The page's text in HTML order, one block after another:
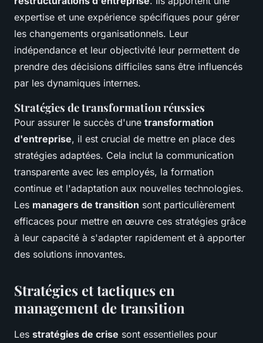
expertise et une expérience spécifiques pour gérer
les changements organisationnels. Leur
indépendance et leur objectivité leur permettent de
prendre des décisions difficiles sans être influencés
par les dynamiques internes.
Stratégies de transformation réussies
Pour assurer le succès d'une transformation
d'entreprise, il est crucial de mettre en place des
stratégies adaptées. Cela inclut la communication
transparente avec les employés, la formation
continue et l'adaptation aux nouvelles technologies.
Les managers de transition sont particulièrement
efficaces pour mettre en œuvre ces stratégies grâce
à leur capacité à s'adapter rapidement et à apporter
des solutions innovantes.
Stratégies et tactiques en
management de transition
Les stratégies de crise sont essentielles pour